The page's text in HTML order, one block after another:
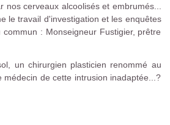
cerveaux alcoolisés et embrumés...
le travail d'investigation et les enquêtes
: Monseigneur Fustigier, prêtre
un chirurgien plasticien renommé au
de cette intrusion inadaptée...?